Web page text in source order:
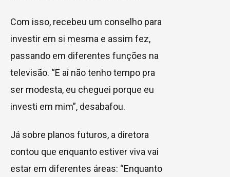
Com isso, recebeu um conselho para
investir em si mesma e assim fez,
passando em diferentes funções na
televisão. “E aí não tenho tempo pra
ser modesta, eu cheguei porque eu
investi em mim”, desabafou.
Já sobre planos futuros, a diretora
contou que enquanto estiver viva vai
estar em diferentes áreas: “Enquanto